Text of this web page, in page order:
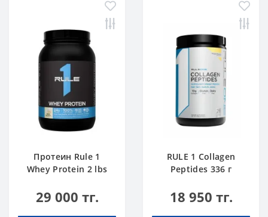
Протеин Rule 1
Whey Protein 2 lbs
Мороженое
29 000 тг.
RULE 1 Collagen
Peptides 336 г
Банан
18 950 тг.